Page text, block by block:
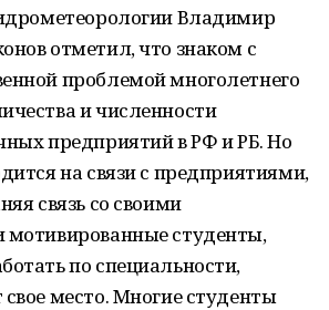
Владимир
отметил, что знаком с
проблемой многолетнего
и численности
предприятий в РФ и РБ. Но
на связи с предприятиями,
связь со своими
студенты,
по специальности,
место. Многие студенты